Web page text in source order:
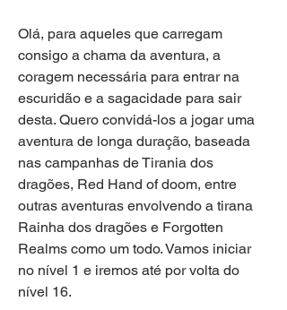
Olá, para aqueles que carregam
consigo a chama da aventura, a
coragem necessária para entrar na
escuridão e a sagacidade para sair
desta. Quero convidá-los a jogar uma
aventura de longa duração, baseada
nas campanhas de Tirania dos
dragões, Red Hand of doom, entre
outras aventuras envolvendo a tirana
Rainha dos dragões e Forgotten
Realms como um todo. Vamos iniciar
no nível 1 e iremos até por volta do
nível 16.